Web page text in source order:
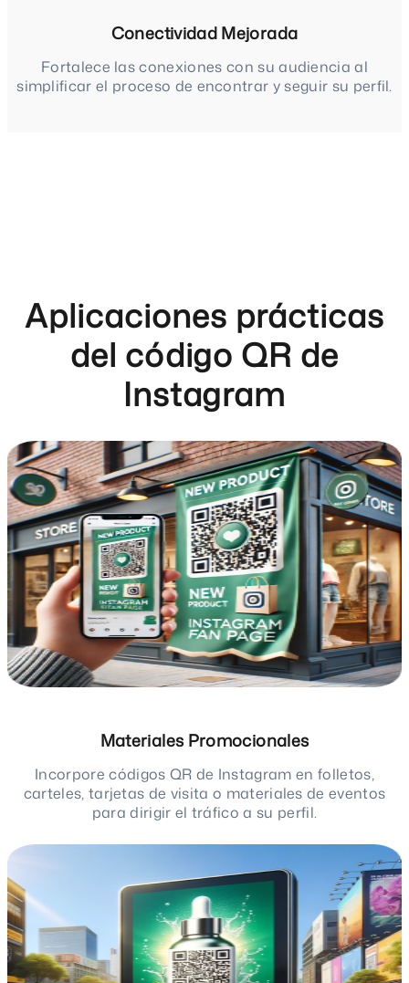
Conectividad Mejorada
Fortalece las conexiones con su audiencia al
simplificar el proceso de encontrar y seguir su perfil.
Aplicaciones prácticas
del código QR de
Instagram
Materiales Promocionales
Incorpore códigos QR de Instagram en folletos,
carteles, tarjetas de visita o materiales de eventos
para dirigir el tráfico a su perfil.